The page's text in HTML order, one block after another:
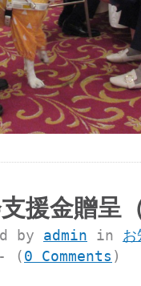
援金贈呈
by admin in お
(0 Comments )